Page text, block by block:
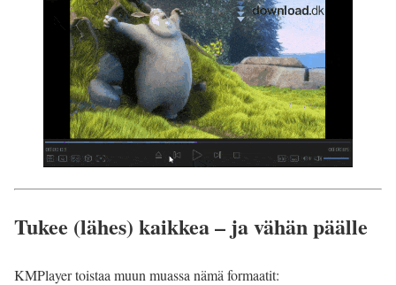
Tukee (lähes) kaikkea – ja vähän päälle
KMPlayer toistaa muun muassa nämä formaatit: